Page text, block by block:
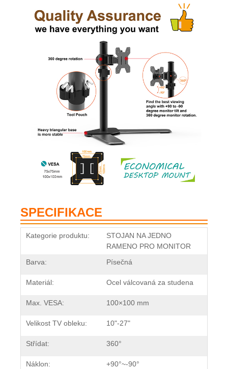
SPECIFIKACE
Kategorie produktu:
STOJAN NA JEDNO
RAMENO PRO MONITOR
Barva:
Písečná
Materiál: Ocel válcovaná za studena
Max. VESA: 100×100 mm
Velikost TV obleku: 10"-27"
Střídat: 360°
Náklon: +90°~-90°